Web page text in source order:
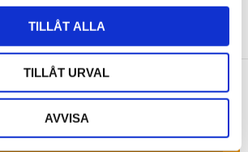
TILLÅT ALLA
TILLÅT URVAL
AVVISA
nyhetsbrev och ta del av de